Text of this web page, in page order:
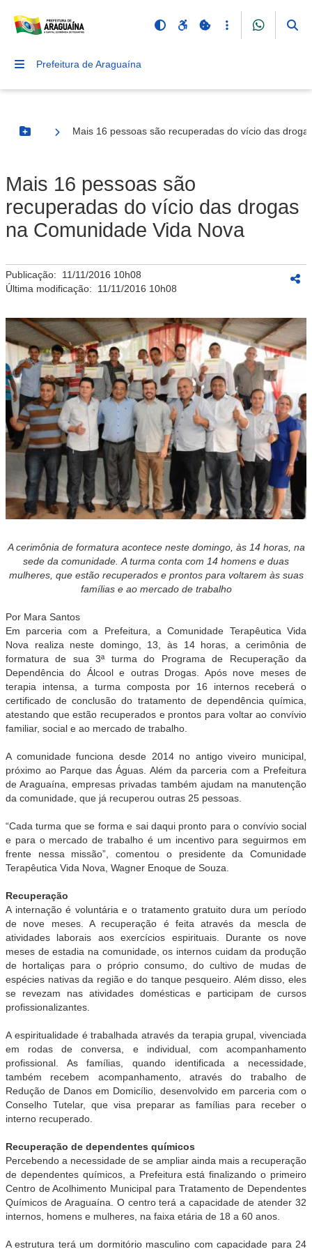
Prefeitura de Araguaína
Botão Menu
Mais 16 pessoas são recuperadas do vício das
Mais 16 pessoas são
recuperadas do vício das drogas
na Comunidade Vida Nova
Publicação: 11/11/2016 10h08
Última modificação: 11/11/2016 10h08
A cerimônia de formatura acontece neste domingo, às 14 horas, na
sede da comunidade. A turma conta com 14 homens e duas
mulheres, que estão recuperados e prontos para voltarem às suas
famílias e ao mercado de trabalho
Por Mara Santos
Em parceria com a Prefeitura, a Comunidade Terapêutica Vida
Nova realiza neste domingo, 13, às 14 horas, a cerimônia de
formatura de sua 3ª turma do Programa de Recuperação da
Dependência do Álcool e outras Drogas. Após nove meses de
terapia intensa, a turma composta por 16 internos receberá o
certificado de conclusão do tratamento de dependência química,
atestando que estão recuperados e prontos para voltar ao convívio
familiar, social e ao mercado de trabalho.
A comunidade funciona desde 2014 no antigo viveiro municipal,
próximo ao Parque das Águas. Além da parceria com a Prefeitura
de Araguaína, empresas privadas também ajudam na manutenção
da comunidade, que já recuperou outras 25 pessoas.
“Cada turma que se forma e sai daqui pronto para o convívio social
e para o mercado de trabalho é um incentivo para seguirmos em
frente nessa missão”, comentou o presidente da Comunidade
Terapêutica Vida Nova, Wagner Enoque de Souza.
Recuperação
A internação é voluntária e o tratamento gratuito dura um período
de nove meses. A recuperação é feita através da mescla de
atividades laborais aos exercícios espirituais. Durante os nove
meses de estadia na comunidade, os internos cuidam da produção
de hortaliças para o próprio consumo, do cultivo de mudas de
espécies nativas da região e do tanque pesqueiro. Além disso, eles
se revezam nas atividades domésticas e participam de cursos
profissionalizantes.
A espiritualidade é trabalhada através da terapia grupal, vivenciada
em rodas de conversa, e individual, com acompanhamento
profissional. As famílias, quando identificada a necessidade,
também recebem acompanhamento, através do trabalho de
Redução de Danos em Domicílio, desenvolvido em parceria com o
Conselho Tutelar, que visa preparar as famílias para receber o
interno recuperado.
Recuperação de dependentes químicos
Percebendo a necessidade de se ampliar ainda mais a recuperação
de dependentes químicos, a Prefeitura está finalizando o primeiro
Centro de Acolhimento Municipal para Tratamento de Dependentes
Químicos de Araguaína. O centro terá a capacidade de atender 32
internos, homens e mulheres, na faixa etária de 18 a 60 anos.
A estrutura terá um dormitório masculino com capacidade para 24